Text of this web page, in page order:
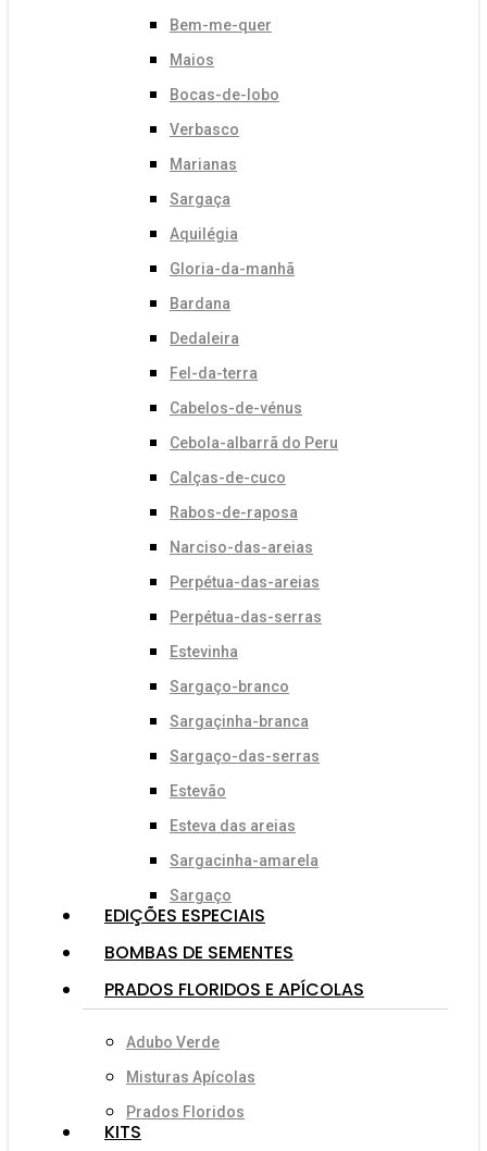
Bem-me-quer
Maios
Bocas-de-lobo
Verbasco
Marianas
Sargaça
Aquilégia
Gloria-da-manhã
Bardana
Dedaleira
Fel-da-terra
Cabelos-de-vénus
Cebola-albarrã do Peru
Calças-de-cuco
Rabos-de-raposa
Narciso-das-areias
Perpétua-das-areias
Perpétua-das-serras
Estevinha
Sargaço-branco
Sargaçinha-branca
Sargaço-das-serras
Estevão
Esteva das areias
Sargacinha-amarela
Sargaço
EDIÇÕES ESPECIAIS
BOMBAS DE SEMENTES
PRADOS FLORIDOS E APÍCOLAS
Adubo Verde
Misturas Apícolas
Prados Floridos
KITS